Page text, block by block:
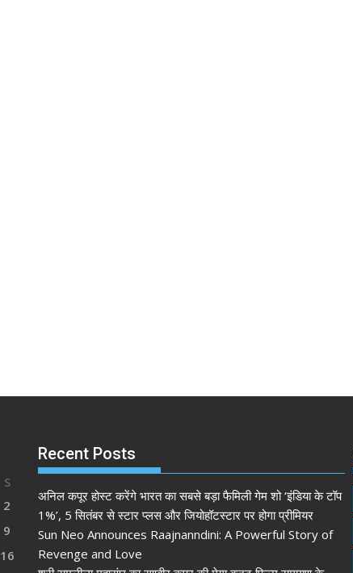
S
2
9
16
Recent Posts
अनिल कपूर होस्ट करेंगे भारत का सबसे बड़ा फैमिली गेम शो ‘इंडिया के टॉप
1%’, 5 सितंबर से स्टार प्लस और जियोहॉटस्टार पर होगा प्रीमियर
Sun Neo Announces Raajnanndini: A Powerful Story of
Revenge and Love